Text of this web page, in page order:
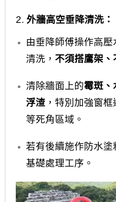
2. 外牆高空垂降清洗：
由垂降師傅操作高
清洗， 不須搭鷹架、
清除牆面上的霉斑、
浮渣 ，特別加強窗
等死角區域。
若有後續施作防水
基礎處理工序。